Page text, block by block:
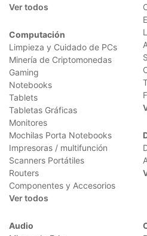
Ver todos
Computación
Limpieza y Cuidado de PCs
Minería de Criptomonedas
Gaming
Notebooks
Tablets
Tabletas Gráficas
Monitores
Mochilas Porta Notebooks
Impresoras / multifunción
Scanners Portátiles
Routers
Componentes y Accesorios
Ver todos
Audio